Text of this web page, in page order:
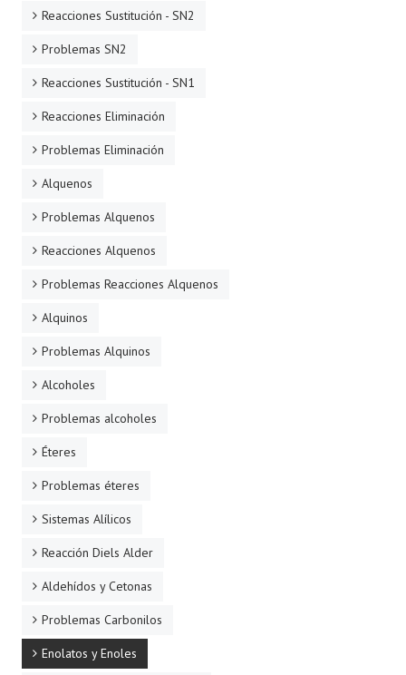
Reacciones Sustitución - SN2
Problemas SN2
Reacciones Sustitución - SN1
Reacciones Eliminación
Problemas Eliminación
Alquenos
Problemas Alquenos
Reacciones Alquenos
Problemas Reacciones Alquenos
Alquinos
Problemas Alquinos
Alcoholes
Problemas alcoholes
Éteres
Problemas éteres
Sistemas Alílicos
Reacción Diels Alder
Aldehídos y Cetonas
Problemas Carbonilos
Enolatos y Enoles